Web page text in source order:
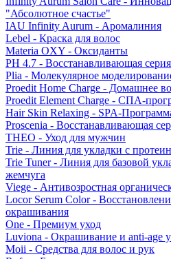
"Абсолютное счастье"
IAU Infinity Aurum - Аромалиния
Lebel - Краска для волос
Materia OXY - Оксиданты
PH 4.7 - Восстанавливающая серия
Plia - Молекулярное
Proedit Home Charge - Домашнее
Proedit Element Charge - СПА-
Hair Skin Relaxing - SPA-
Proscenia - Восстанавливающая
THEO - Уход для мужчин
Trie - Линия для укладки с
Trie Tuner - Линия для базовой
жемчуга
Viege - Антивозростная
Locor Serum Color -
окрашивания
One - Премиум уход
Luviona - Окрашивание и anti-age
Moii - Средства для волос и рук